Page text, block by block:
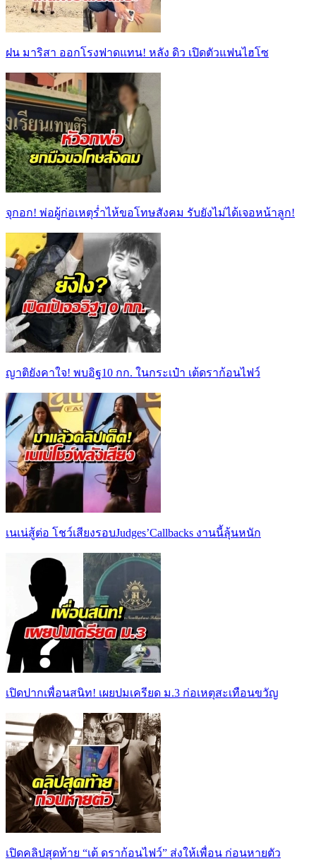
ฝน มาริสา ออกโรงฟาดแทน! หลัง ดิว เปิดตัวแฟนไฮโซ
จุกอก! พ่อผู้ก่อเหตุร่ำไห้ขอโทษสังคม รับยังไม่ได้เจอหน้าลูก!
ญาติยังคาใจ! พบอิฐ10 กก. ในกระเป๋า เต้ดราก้อนไฟว์
เนเน่สู้ต่อ โชว์เสียงรอบJudges’Callbacks งานนี้ลุ้นหนัก
เปิดปากเพื่อนสนิท! เผยปมเครียด ม.3 ก่อเหตุสะเทือนขวัญ
เปิดคลิปสุดท้าย “เต้ ดราก้อนไฟว์” ส่งให้เพื่อน ก่อนหายตัว